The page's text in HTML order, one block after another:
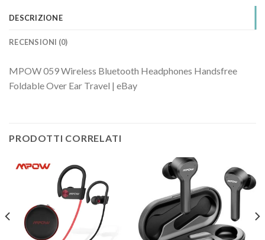
DESCRIZIONE
RECENSIONI (0)
MPOW 059 Wireless Bluetooth Headphones Handsfree
Foldable Over Ear Travel | eBay
PRODOTTI CORRELATI